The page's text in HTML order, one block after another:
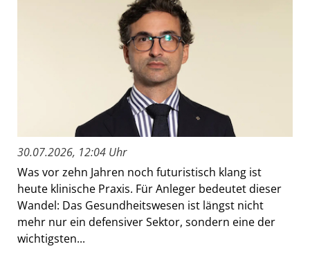
30.07.2026, 12:04 Uhr
Was vor zehn Jahren noch futuristisch klang ist
heute klinische Praxis. Für Anleger bedeutet dieser
Wandel: Das Gesundheitswesen ist längst nicht
mehr nur ein defensiver Sektor, sondern eine der
wichtigsten...